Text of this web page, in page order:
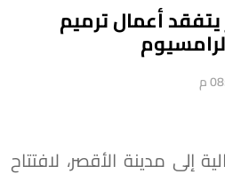
يتفقد أعمال ترميم
إلى مدينة الأقصر، لافتتاح